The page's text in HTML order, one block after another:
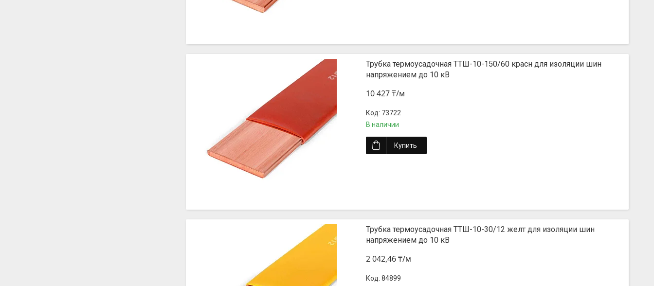
Трубка термоусадочная ТТШ-10-150/60 красн для изоляции шин
напряжением до 10 кВ
10 427 ₸/м
73722
В наличии
Купить
Трубка термоусадочная ТТШ-10-30/12 желт для изоляции шин
напряжением до 10 кВ
2 042,46 ₸/м
84899